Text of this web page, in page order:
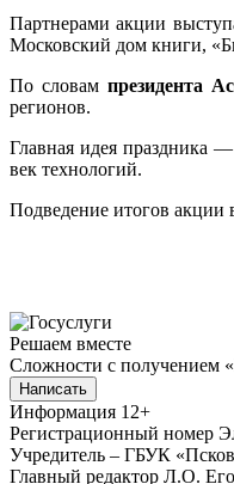
Партнерами акции
Московский дом книги,
По словампрезидента
регионов.
Главная идея праздника
век технологий.
Подведение итогов акции
Решаем вместе
Сложности с получением
Написать
Информация 12+
Регистрационный номер
Учредитель – ГБУК
Главный редактор Л.О.